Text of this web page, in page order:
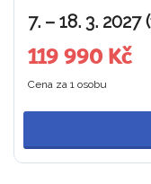
7. – 18. 3.
119 990 Kč
Cena za 1 osobu